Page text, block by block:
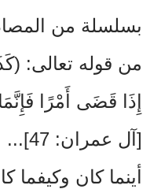
بسلسلة من
من قوله تعالى:
إِذَا قَضَى أَمْرًا
[آل
أينما كان وكيفما